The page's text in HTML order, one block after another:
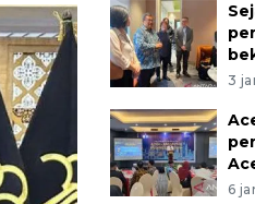
3
6